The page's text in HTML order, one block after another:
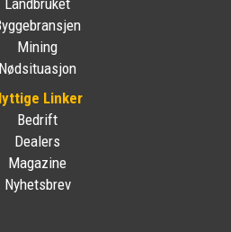
Landbruket
Mining
Nødsituasjon
Linker
Bedrift
Dealers
Magazine
Nyhetsbrev